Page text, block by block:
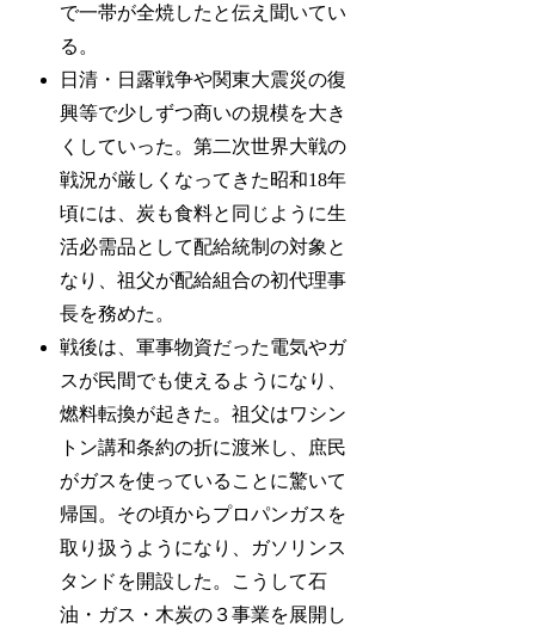
で一帯が全焼したと伝え聞いてい
る。
日清・日露戦争や関東大震災の復
興等で少しずつ商いの規模を大き
くしていった。第二次世界大戦の
戦況が厳しくなってきた昭和18年
頃には、炭も食料と同じように生
活必需品として配給統制の対象と
なり、祖父が配給組合の初代理事
長を務めた。
戦後は、軍事物資だった電気やガ
スが民間でも使えるようになり、
燃料転換が起きた。祖父はワシン
トン講和条約の折に渡米し、庶民
がガスを使っていることに驚いて
帰国。その頃からプロパンガスを
取り扱うようになり、ガソリンス
タンドを開設した。こうして石
油・ガス・木炭の３事業を展開し